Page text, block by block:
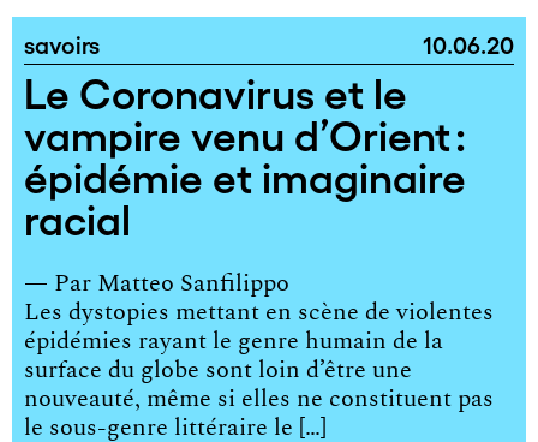
savoirs 10.06.20
Le Coronavirus et le
vampire venu d’Orient :
épidémie et imaginaire
racial
— Par Matteo Sanfilippo
Les dystopies mettant en scène de violentes
épidémies rayant le genre humain de la
surface du globe sont loin d’être une
nouveauté, même si elles ne constituent pas
le sous-genre littéraire le […]